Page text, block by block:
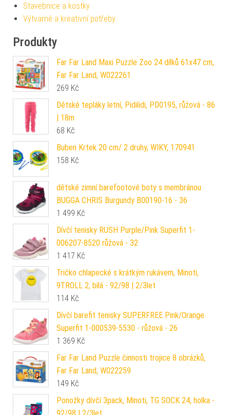
Stavebnice a kostky
Výtvarné a kreativní potřeby
Produkty
Far Far Land Maxi Puzzle Zoo 24 dílků 61x47 cm,
Far Far Land, W022261
269 Kč
Dětské tepláky letní, Pidilidi, PD0195, růžová - 86
| 18m
68 Kč
Buben Krtek 20 cm/ 2 druhy, WIKY, 170941
158 Kč
dětské zimní barefootové boty s membránou
BUGGA CHRIS Burgundy B00190-16 - 36
1 499 Kč
Dívčí tenisky RUSH Purple/Pink Superfit 1-
006207-8520 růžová - 32
1 417 Kč
Tričko chlapecké s krátkým rukávem, Minoti,
9TROLL 2, bílá - 92/98 | 2/3let
114 Kč
Dívčí barefit tenisky SUPERFREE Pink/Orange
Superfit 1-000539-5530 - růžová - 26
1 369 Kč
Far Far Land Puzzle činnosti trojice 8 obrázků,
Far Far Land, W022259
149 Kč
Ponožky dívčí 3pack, Minoti, TG SOCK 24, holka -